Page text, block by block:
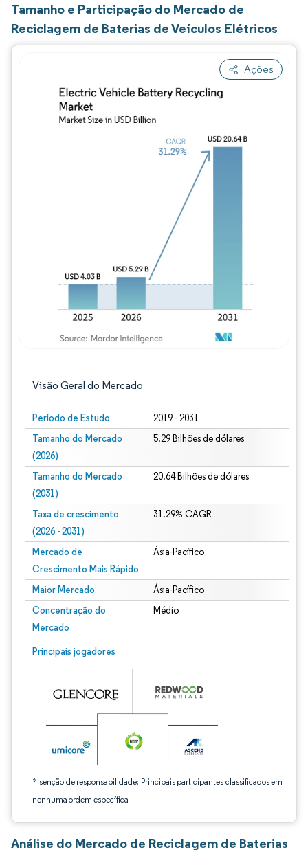
Tamanho e Participação do Mercado de
Reciclagem de Baterias de Veículos Elétricos
Ações
Visão Geral do Mercado
Período de Estudo 2019 - 2031
Tamanho do Mercado
(2026)
5.29 Bilhões de dólares
Tamanho do Mercado
(2031)
20.64 Bilhões de dólares
Taxa de crescimento
(2026 - 2031)
31.29% CAGR
Mercado de
Crescimento Mais Rápido
Ásia-Pacífico
Maior Mercado Ásia-Pacífico
Concentração do
Mercado
Médio
Principais jogadores
*Isenção de responsabilidade: Principais participantes classificados em
nenhuma ordem específica
Imagem © Mordor Intelligence. O reuso requer atribuição conforme CC BY 4.0.
Imagem © Mordor Intelligence. O reuso
Análise do Mercado de Reciclagem de Baterias